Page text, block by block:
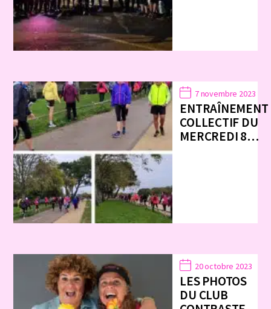
7 novembre 2023
ENTRAÎNEMENT
COLLECTIF DU
MERCREDI 8…
20 octobre 2023
LES PHOTOS
DU CLUB